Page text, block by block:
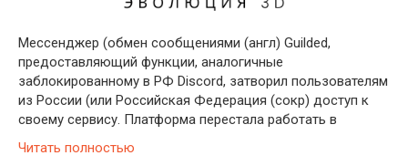
Мессенджер (обмен сообщениями (англ) Guilded,
предоставляющий функции, аналогичные
заблокированному в РФ Discord, затворил пользователям
из России (или Российская Федерация (сокр) доступ к
своему сервису. Платформа перестала работать в
Читать полностью